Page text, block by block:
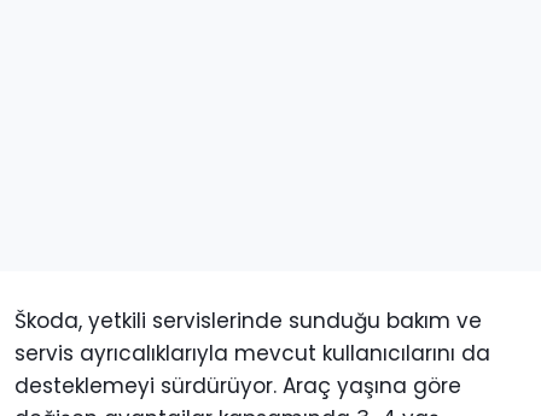
Škoda, yetkili servislerinde sunduğu bakım ve
servis ayrıcalıklarıyla mevcut kullanıcılarını da
desteklemeyi sürdürüyor. Araç yaşına göre